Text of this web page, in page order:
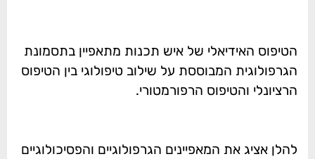
הטיפוס האידיאלי של איש תכנות מתאפיין בתסמונת
הגרפולוגית המבוססת על שילוב טיפולוגי בין הטיפוס
הרציונלי והטיפוס הרפורמטורי.
להלן אציג את המאפיינים הגרפולוגיים והפסיכולוגיים